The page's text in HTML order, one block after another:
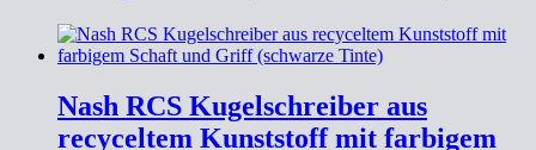
Nash RCS Kugelschreiber aus
recyceltem Kunststoff mit farbigem